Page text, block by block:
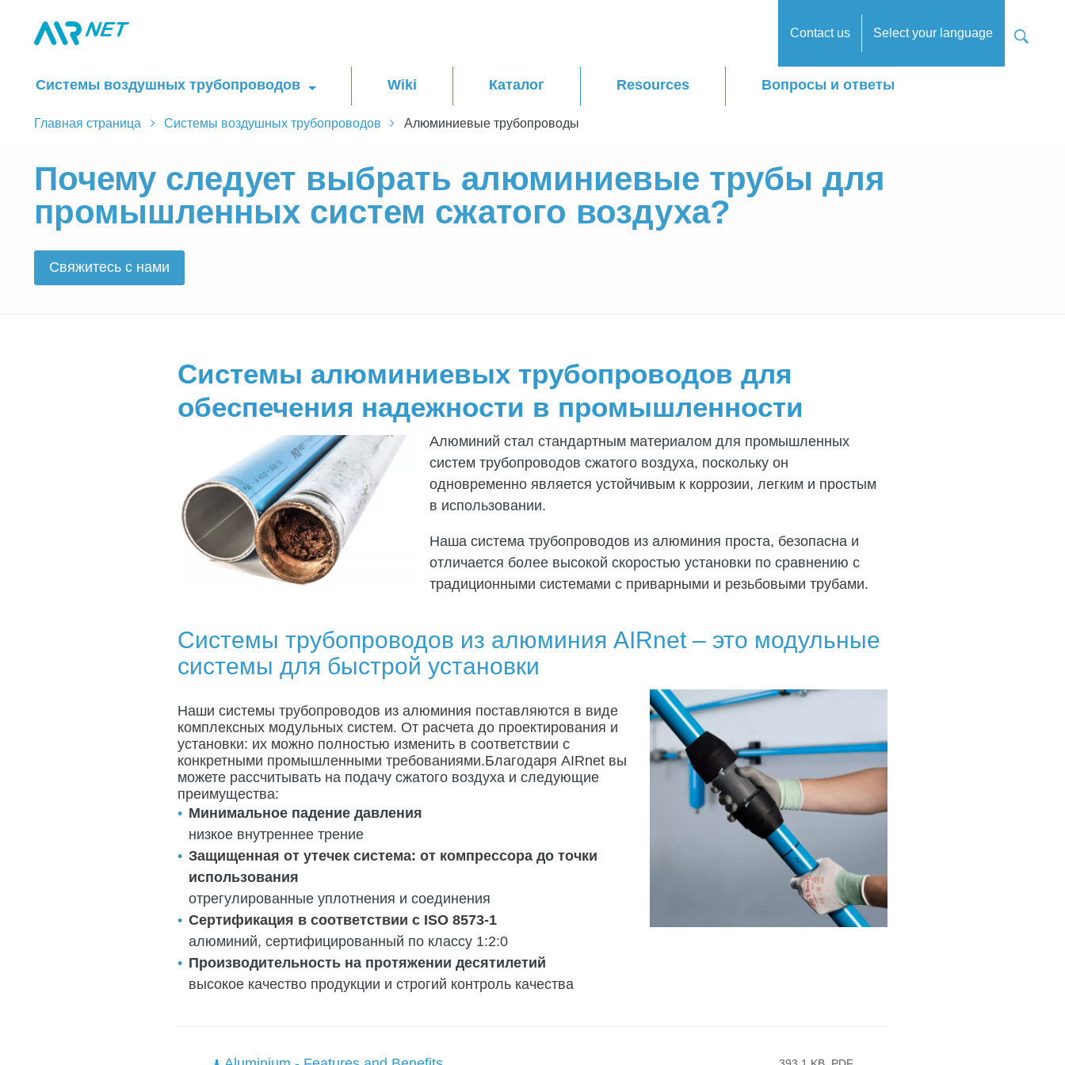
Contact us Select your language
Системы воздушных трубопроводов Wiki Каталог Resources Вопросы и ответы
Главная страница Системы воздушных трубопроводов Алюминиевые трубопроводы
Почему следует выбрать алюминиевые трубы для
промышленных систем сжатого воздуха?
Свяжитесь с нами
Системы алюминиевых трубопроводов для
обеспечения надежности в промышленности
Алюминий стал стандартным материалом для промышленных
систем трубопроводов сжатого воздуха, поскольку он
одновременно является устойчивым к коррозии, легким и простым
в использовании.
Наша система трубопроводов из алюминия проста, безопасна и
отличается более высокой скоростью установки по сравнению с
традиционными системами с приварными и резьбовыми трубами.
Системы трубопроводов из алюминия AIRnet – это модульные
системы для быстрой установки
Наши системы трубопроводов из алюминия поставляются в виде
комплексных модульных систем. От расчета до проектирования и
установки: их можно полностью изменить в соответствии с
конкретными промышленными требованиями.Благодаря AIRnet вы
можете рассчитывать на подачу сжатого воздуха и следующие
преимущества:
Минимальное падение давления
низкое внутреннее трение
Защищенная от утечек система: от компрессора до точки
использования
отрегулированные уплотнения и соединения
Сертификация в соответствии с ISO 8573-1
алюминий, сертифицированный по классу 1:2:0
Производительность на протяжении десятилетий
высокое качество продукции и строгий контроль качества